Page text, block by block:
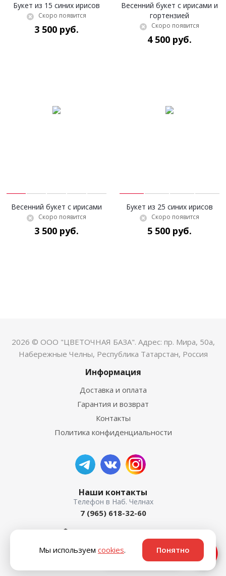
Букет из 15 синих ирисов
Скоро появится
3 500 руб.
Весенний букет с ирисами и
гортензией
Скоро появится
4 500 руб.
Весенний букет с ирисами
Скоро появится
3 500 руб.
Букет из 25 синих ирисов
Скоро появится
5 500 руб.
2026 © ООО "ЦВЕТОЧНАЯ БАЗА". Адрес: пр. Мира, 50а,
Набережные Челны, Республика Татарстан, Россия
Информация
Доставка и оплата
Гарантия и возврат
Контакты
Политика конфиденциальности
Наши контакты
7 (965) 618-32-60
Ответим быстро ⚡
Мы используем cookies. Понятно